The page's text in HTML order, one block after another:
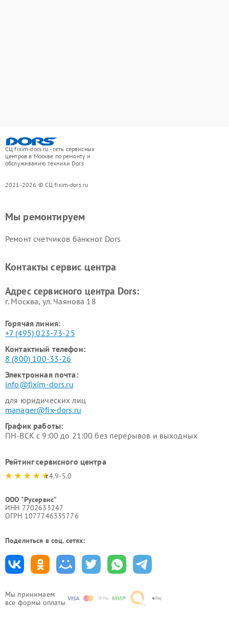
СЦ fixim-dors.ru - сеть сервисных
центров в Москве по ремонту и
обслуживанию техники Dors
2021-2026 © СЦ fixim-dors.ru
Мы принимаем
все формы оплаты
Мы ремонтируем
Ремонт счетчиков банкнот Dors
Контакты сервис центра
Адрес сервисного центра Dors:
г. Москва, ул. Чаянова 18
Горячая линия:
+7 (495) 023-73-25
Контактный телефон:
8 (800) 100-33-26
Электронная почта:
info@fixim-dors.ru
для юридических лиц
manager@fix-dors.ru
График работы:
ПН-ВСК с 9:00 до 21:00 без перерывов и выходных
Рейтинг сервисного центра
4.9-5.0
ООО "Русервис"
ИНН 7702633247
ОГРН 1077746335776
Поделиться в соц. сетях: